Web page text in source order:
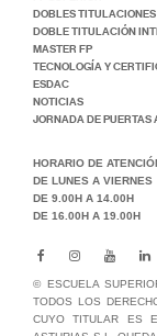
DOBLES TITULACIONES
DOBLE TITULACIÓN
MASTER FP
TECNOLOGÍA Y
ESDAC
NOTICIAS
JORNADA DE PUERTAS
HORARIO DE
DE LUNES A VIERNES
DE 9.00H A 14.00H
DE 16.00H A 19.00H
© ESCUELA
TODOS LOS
CUYO TITULAR ES